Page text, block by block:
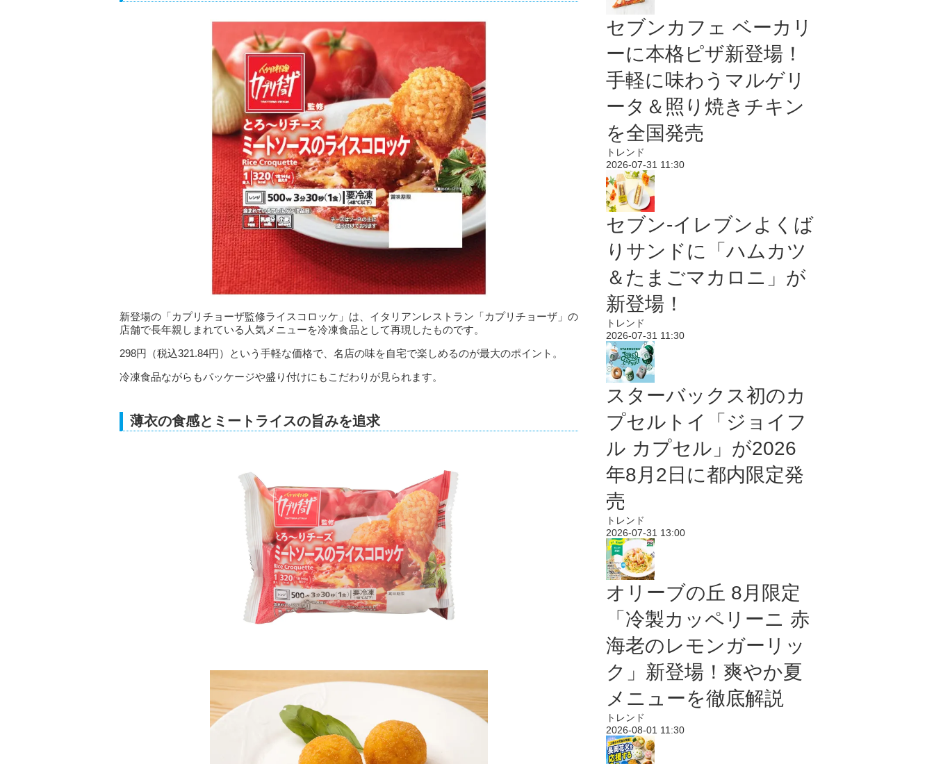
新登場の「カプリチョーザ監修ライスコロッケ」は、イタリアンレストラン「カプリチョーザ」の
店舗で長年親しまれている人気メニューを冷凍食品として再現したものです。
298円（税込321.84円）という手軽な価格で、名店の味を自宅で楽しめるのが最大のポイント。
冷凍食品ながらもパッケージや盛り付けにもこだわりが見られます。
薄衣の食感とミートライスの旨みを追求
セブンカフェ ベーカリ
ーに本格ピザ新登場！
手軽に味わうマルゲリ
ータ＆照り焼きチキン
を全国発売
トレンド
2026-07-31 11:30
セブン‐イレブンよくば
りサンドに「ハムカツ
＆たまごマカロニ」が
新登場！
トレンド
2026-07-31 11:30
スターバックス初のカ
プセルトイ「ジョイフ
ル カプセル」が2026
年8月2日に都内限定発
売
トレンド
2026-07-31 13:00
オリーブの丘 8月限定
「冷製カッペリーニ 赤
海老のレモンガーリッ
ク」新登場！爽やか夏
メニューを徹底解説
トレンド
2026-08-01 11:30